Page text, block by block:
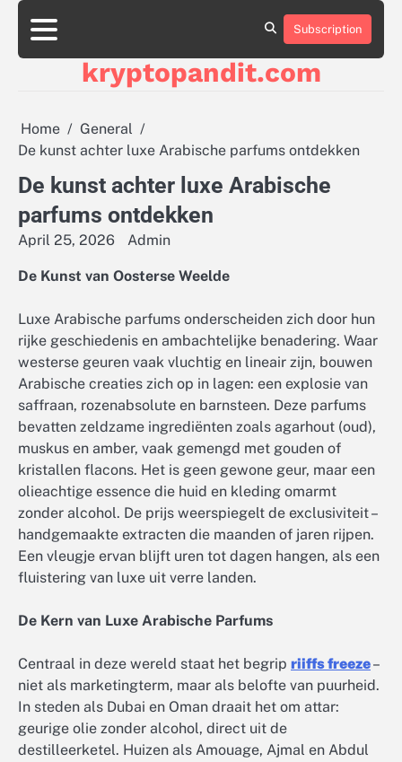
Skip
content
Subscription
kryptopandit.com
Home
General
De kunst achter luxe Arabische parfums ontdekken
De kunst achter luxe Arabische
parfums ontdekken
April 25, 2026 Admin
De Kunst van Oosterse Weelde
Luxe Arabische parfums onderscheiden zich door hun
rijke geschiedenis en ambachtelijke benadering. Waar
westerse geuren vaak vluchtig en lineair zijn, bouwen
Arabische creaties zich op in lagen: een explosie van
saffraan, rozenabsolute en barnsteen. Deze parfums
bevatten zeldzame ingrediënten zoals agarhout (oud),
muskus en amber, vaak gemengd met gouden of
kristallen flacons. Het is geen gewone geur, maar een
olieachtige essence die huid en kleding omarmt
zonder alcohol. De prijs weerspiegelt de exclusiviteit –
handgemaakte extracten die maanden of jaren rijpen.
Een vleugje ervan blijft uren tot dagen hangen, als een
fluistering van luxe uit verre landen.
De Kern van Luxe Arabische Parfums
Centraal in deze wereld staat het begrip riiffs freeze–
niet als marketingterm, maar als belofte van puurheid.
In steden als Dubai en Oman draait het om attar:
geurige olie zonder alcohol, direct uit de
destilleerketel. Huizen als Amouage, Ajmal en Abdul